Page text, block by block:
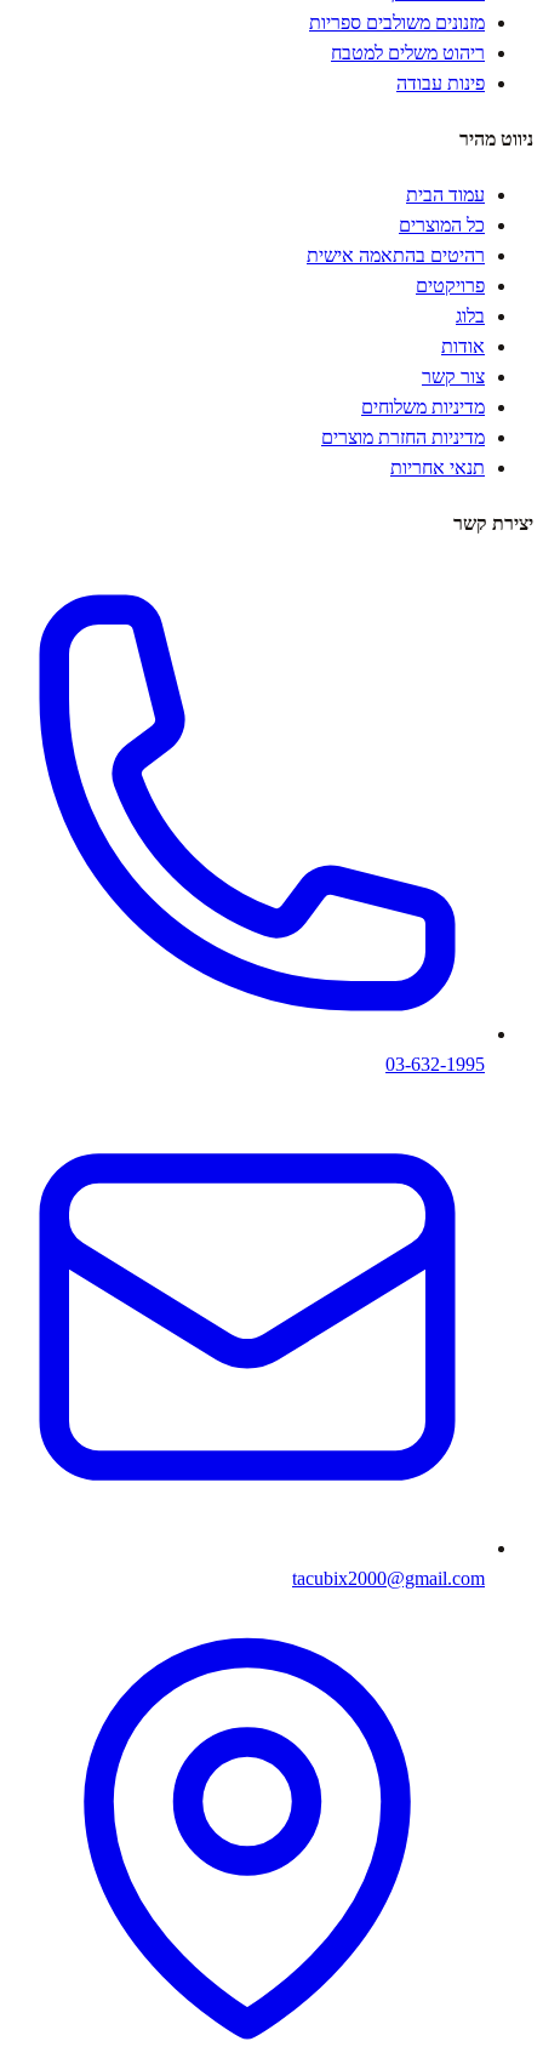
מזנונים משולבים ספריות
ריהוט משלים למטבח
פינות עבודה
ניווט מהיר
עמוד הבית
כל המוצרים
רהיטים בהתאמה אישית
פרויקטים
בלוג
אודות
צור קשר
מדיניות משלוחים
מדיניות החזרת מוצרים
תנאי אחריות
יצירת קשר
03-632-1995
tacubix2000@gmail.com